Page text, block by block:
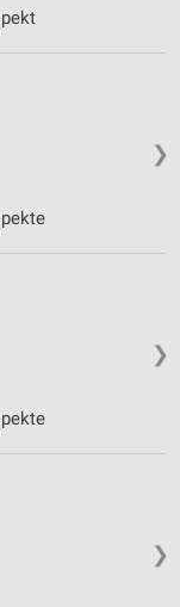
❯
❯
❯